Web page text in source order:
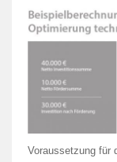
Voraussetzung für